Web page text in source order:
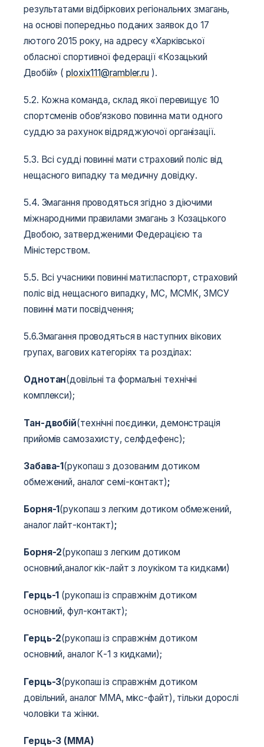
результатами відбіркових регіональних змагань,
на основі попередньо поданих заявок до 17
лютого 2015 року, на адресу «Харківської
обласної спортивної федерації «Козацький
Двобій» ( ploxix111@rambler.ru ).
5.2. Кожна команда, склад якої перевищує 10
спортсменів обов’язково повинна мати одного
суддю за рахунок відряджуючої організації.
5.3. Всі судді повинні мати страховий поліс від
нещасного випадку та медичну довідку.
5.4. Змагання проводяться згідно з діючими
міжнародними правилами змагань з Козацького
Двобою, затвердженими Федерацією та
Міністерством.
5.5. Всі учасники повинні мати:паспорт, страховий
поліс від нещасного випадку, МС, МСМК, ЗМСУ
повинні мати посвідчення;
5.6.Змагання проводяться в наступних вікових
групах, вагових категоріях та розділах:
Однотан(довільні та формальні технічні
комплекси);
Тан-двобій(технічні поєдинки, демонстрація
прийомів самозахисту, селфдефенс);
Забава-1(рукопаш з дозованим дотиком
обмежений, аналог семі-контакт);
Борня-1(рукопаш з легким дотиком обмежений,
аналог лайт-контакт);
Борня-2(рукопаш з легким дотиком
основний,аналог кік-лайт з лоукіком та кидками)
Герць-1 (рукопаш із справжнім дотиком
основний, фул-контакт);
Герць-2(рукопаш із справжнім дотиком
основний, аналог К-1 з кидками);
Герць-3(рукопаш із справжнім дотиком
довільний, аналог ММА, мікс-файт), тільки дорослі
чоловіки та жінки.
Герць-3 (ММА)